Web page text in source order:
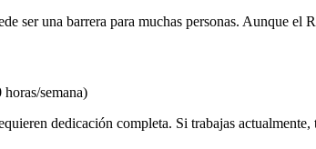
ser una barrera para muchas personas. Aunque el
semana)
dedicación completa. Si trabajas